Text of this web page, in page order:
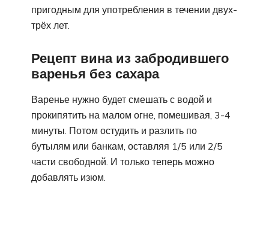
пригодным для употребления в течении двух-
трёх лет.
Рецепт вина из забродившего
варенья без сахара
Варенье нужно будет смешать с водой и
прокипятить на малом огне, помешивая, 3-4
минуты. Потом остудить и разлить по
бутылям или банкам, оставляя 1/5 или 2/5
части свободной. И только теперь можно
добавлять изюм.